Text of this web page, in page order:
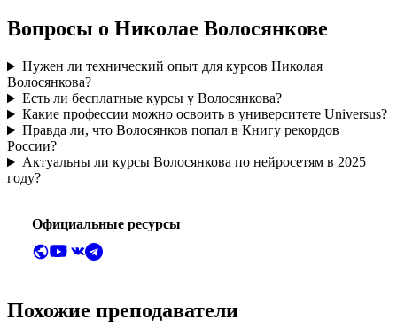
Вопросы о Николае Волосянкове
Нужен ли технический опыт для курсов Николая
Волосянкова?
Есть ли бесплатные курсы у Волосянкова?
Какие профессии можно освоить в университете Universus?
Правда ли, что Волосянков попал в Книгу рекордов
России?
Актуальны ли курсы Волосянкова по нейросетям в 2025
году?
Официальные ресурсы
Похожие преподаватели